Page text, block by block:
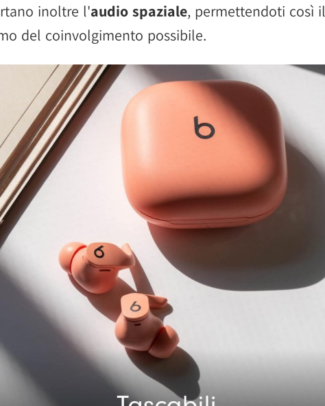
inoltre l'audio spaziale, permettendoti così il
del coinvolgimento possibile.